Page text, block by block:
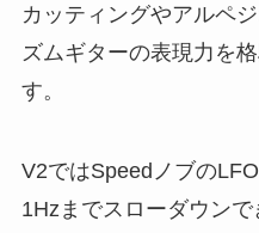
カッティングやアルペ
ズムギターの表現力を
す。
V2ではSpeedノブの
1Hzまでスローダウンで